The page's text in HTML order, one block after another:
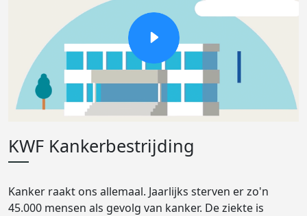
KWF Kankerbestrijding
Kanker raakt ons allemaal. Jaarlijks sterven er zo'n
45.000 mensen als gevolg van kanker. De ziekte is